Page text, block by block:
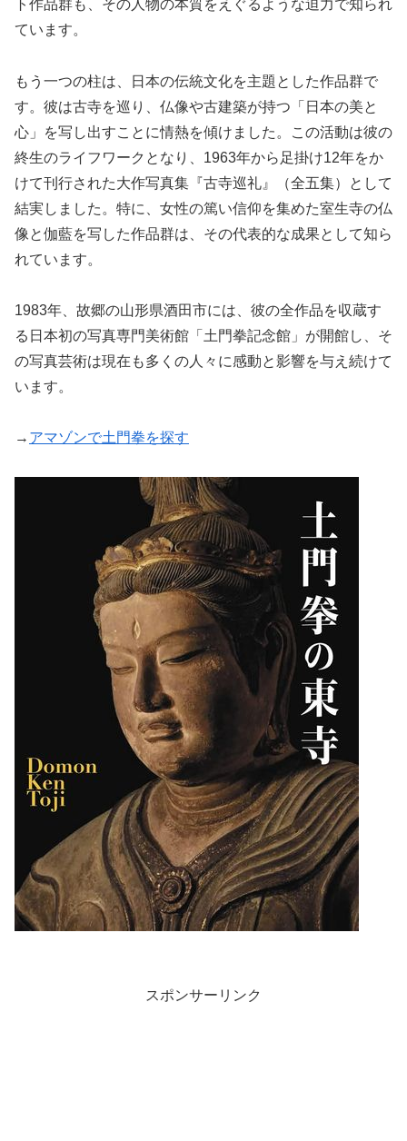
ト作品群も、その人物の本質をえぐるような迫力で知られ
ています。
もう一つの柱は、日本の伝統文化を主題とした作品群で
す。彼は古寺を巡り、仏像や古建築が持つ「日本の美と
心」を写し出すことに情熱を傾けました。この活動は彼の
終生のライフワークとなり、1963年から足掛け12年をか
けて刊行された大作写真集『古寺巡礼』（全五集）として
結実しました。特に、女性の篤い信仰を集めた室生寺の仏
像と伽藍を写した作品群は、その代表的な成果として知ら
れています。
1983年、故郷の山形県酒田市には、彼の全作品を収蔵す
る日本初の写真専門美術館「土門拳記念館」が開館し、そ
の写真芸術は現在も多くの人々に感動と影響を与え続けて
います。
→ アマゾンで土門拳を探す
スポンサーリンク